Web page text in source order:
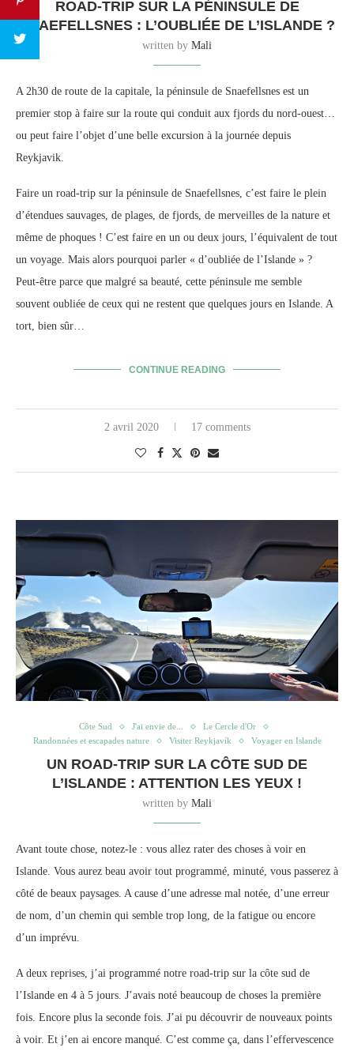
ROAD-TRIP SUR LA PÉNINSULE DE
SNAEFELLSNES : L’OUBLIÉE DE L’ISLANDE ?
written by Mali
A 2h30 de route de la capitale, la péninsule de Snaefellsnes est un
premier stop à faire sur la route qui conduit aux fjords du nord-ouest…
ou peut faire l’objet d’une belle excursion à la journée depuis
Reykjavik.
Faire un road-trip sur la péninsule de Snaefellsnes, c’est faire le plein
d’étendues sauvages, de plages, de fjords, de merveilles de la nature et
même de phoques ! C’est faire en un ou deux jours, l’équivalent de tout
un voyage. Mais alors pourquoi parler « d’oubliée de l’Islande » ?
Peut-être parce que malgré sa beauté, cette péninsule me semble
souvent oubliée de ceux qui ne restent que quelques jours en Islande. A
tort, bien sûr…
CONTINUE READING
2 avril 2020 17 comments
Côte Sud J'ai envie de...
Le Cercle d'Or
Randonnées et escapades nature
Visiter Reykjavík Voyager en Islande
UN ROAD-TRIP SUR LA CÔTE SUD DE
L’ISLANDE : ATTENTION LES YEUX !
written by Mali
Avant toute chose, notez-le : vous allez rater des choses à voir en
Islande. Vous aurez beau avoir tout programmé, minuté, vous passerez à
côté de beaux paysages. A cause d’une adresse mal notée, d’une erreur
de nom, d’un chemin qui semble trop long, de la fatigue ou encore
d’un imprévu.
A deux reprises, j’ai programmé notre road-trip sur la côte sud de
l’Islande en 4 à 5 jours. J’avais noté beaucoup de choses la première
fois. Encore plus la seconde fois. J’ai pu découvrir de nouveaux points
à voir. Et j’en ai encore manqué. C’est comme ça, dans l’effervescence